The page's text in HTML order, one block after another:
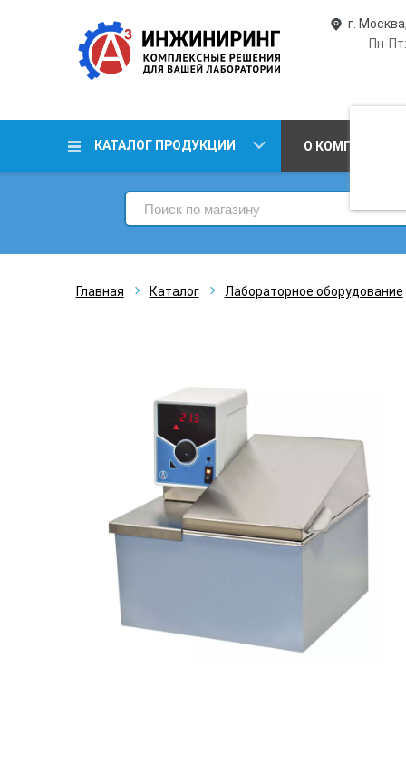
г.
Пн-
КАТАЛОГ ПРОДУКЦИИ О КОМПАНИИ
Главная Каталог Лабораторное оборудование